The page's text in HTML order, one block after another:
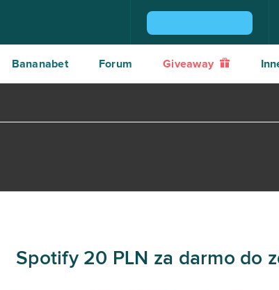
Bananabet Forum Giveaway
Spotify 20 PLN za darmo do